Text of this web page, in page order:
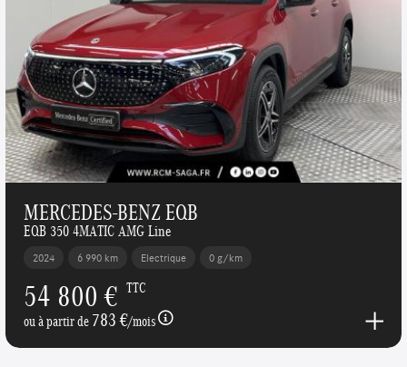
MERCEDES-BENZ EQB
EQB 350 4MATIC AMG Line
2024 6 990 km Electrique 0 g/km
54 800 € TTC
ou à partir de783 €/mois